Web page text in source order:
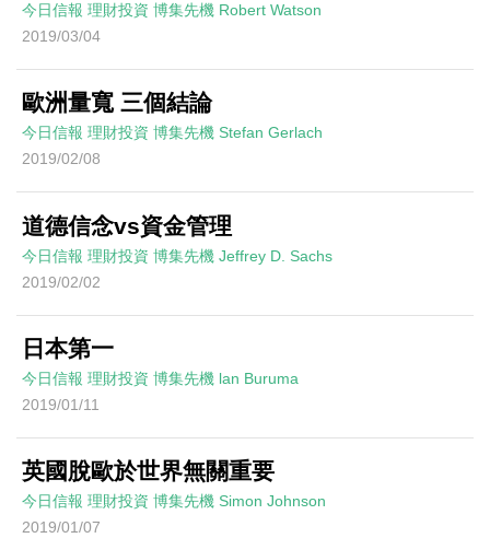
今日信報 理財投資 博集先機 Robert Watson
2019/03/04
歐洲量寬 三個結論
今日信報 理財投資 博集先機 Stefan Gerlach
2019/02/08
道德信念vs資金管理
今日信報 理財投資 博集先機 Jeffrey D. Sachs
2019/02/02
日本第一
今日信報 理財投資 博集先機 lan Buruma
2019/01/11
英國脫歐於世界無關重要
今日信報 理財投資 博集先機 Simon Johnson
2019/01/07